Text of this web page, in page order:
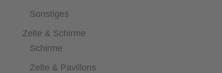
Sonstiges
Zelte & Schirme
Schirme
Zelte & Pavillons